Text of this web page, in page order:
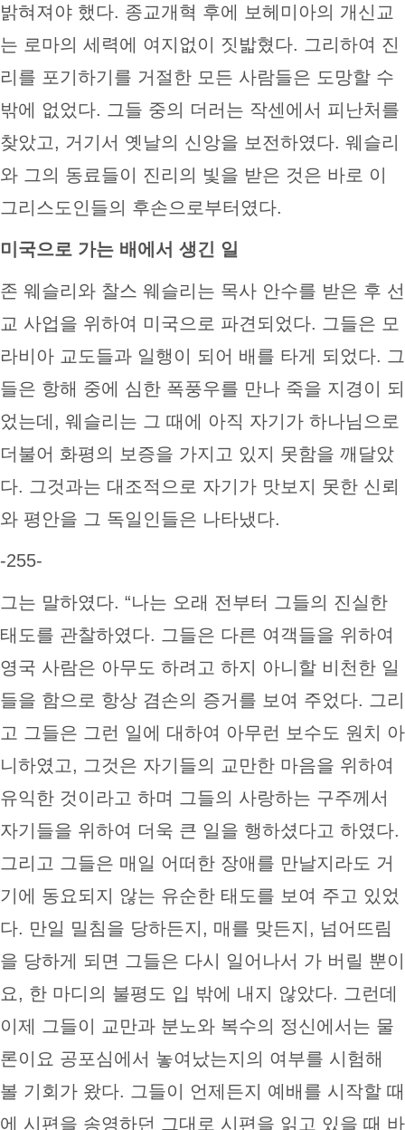
밝혀져야 했다. 종교개혁 후에 보헤미아의 개신교
는 로마의 세력에 여지없이 짓밟혔다. 그리하여 진
리를 포기하기를 거절한 모든 사람들은 도망할 수
밖에 없었다. 그들 중의 더러는 작센에서 피난처를
찾았고, 거기서 옛날의 신앙을 보전하였다. 웨슬리
와 그의 동료들이 진리의 빛을 받은 것은 바로 이
그리스도인들의 후손으로부터였다.
미국으로 가는 배에서 생긴 일
존 웨슬리와 찰스 웨슬리는 목사 안수를 받은 후 선
교 사업을 위하여 미국으로 파견되었다. 그들은 모
라비아 교도들과 일행이 되어 배를 타게 되었다. 그
들은 항해 중에 심한 폭풍우를 만나 죽을 지경이 되
었는데, 웨슬리는 그 때에 아직 자기가 하나님으로
더불어 화평의 보증을 가지고 있지 못함을 깨달았
다. 그것과는 대조적으로 자기가 맛보지 못한 신뢰
와 평안을 그 독일인들은 나타냈다.
-255-
그는 말하였다. “나는 오래 전부터 그들의 진실한
태도를 관찰하였다. 그들은 다른 여객들을 위하여
영국 사람은 아무도 하려고 하지 아니할 비천한 일
들을 함으로 항상 겸손의 증거를 보여 주었다. 그리
고 그들은 그런 일에 대하여 아무런 보수도 원치 아
니하였고, 그것은 자기들의 교만한 마음을 위하여
유익한 것이라고 하며 그들의 사랑하는 구주께서
자기들을 위하여 더욱 큰 일을 행하셨다고 하였다.
그리고 그들은 매일 어떠한 장애를 만날지라도 거
기에 동요되지 않는 유순한 태도를 보여 주고 있었
다. 만일 밀침을 당하든지, 매를 맞든지, 넘어뜨림
을 당하게 되면 그들은 다시 일어나서 가 버릴 뿐이
요, 한 마디의 불평도 입 밖에 내지 않았다. 그런데
이제 그들이 교만과 분노와 복수의 정신에서는 물
론이요 공포심에서 놓여났는지의 여부를 시험해
볼 기회가 왔다. 그들이 언제든지 예배를 시작할 때
에 시편을 송영하던 그대로 시편을 읽고 있을 때 바